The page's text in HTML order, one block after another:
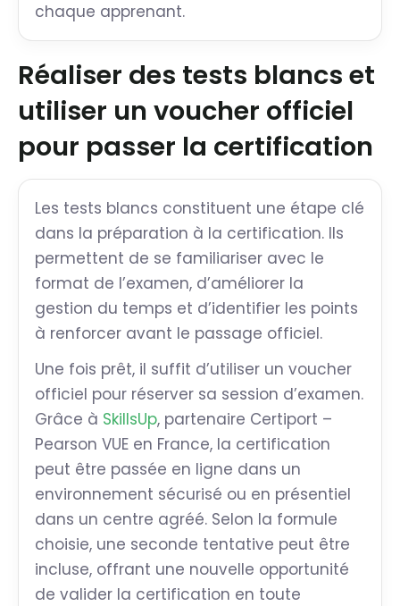
chaque apprenant.
Réaliser des tests blancs et
utiliser un voucher officiel
pour passer la certification
Les tests blancs constituent une étape clé
dans la préparation à la certification. Ils
permettent de se familiariser avec le
format de l’examen, d’améliorer la
gestion du temps et d’identifier les points
à renforcer avant le passage officiel.
Une fois prêt, il suffit d’utiliser un voucher
officiel pour réserver sa session d’examen.
Grâce à SkillsUp, partenaire Certiport –
Pearson VUE en France, la certification
peut être passée en ligne dans un
environnement sécurisé ou en présentiel
dans un centre agréé. Selon la formule
choisie, une seconde tentative peut être
incluse, offrant une nouvelle opportunité
de valider la certification en toute